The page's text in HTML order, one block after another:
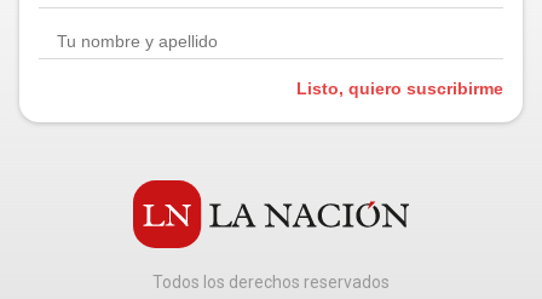
Listo, quiero suscribirme
Todos los derechos reservados